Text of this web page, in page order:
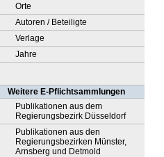
Orte
Autoren / Beteiligte
Verlage
Jahre
Weitere E-Pflichtsammlungen
Publikationen aus dem
Regierungsbezirk Düsseldorf
Publikationen aus den
Regierungsbezirken Münster,
Arnsberg und Detmold